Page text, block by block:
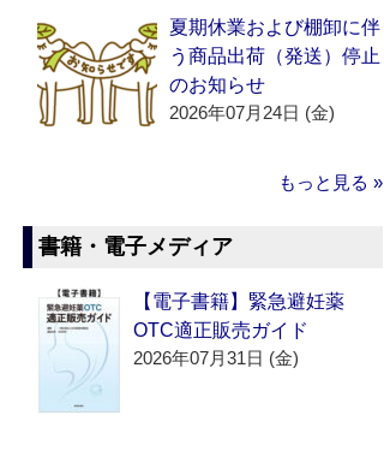
夏期休業および棚卸に伴
う商品出荷（発送）停止
のお知らせ
2026年07月24日 (金)
もっと見る »
書籍・電子メディア
【電子書籍】緊急避妊薬
OTC適正販売ガイド
2026年07月31日 (金)